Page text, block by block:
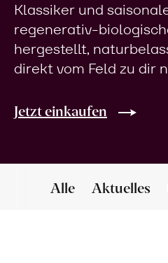
Klassiker und
regenerativ-
hergestellt,
direkt vom Feld zu dir
Jetzt einkaufen
Alle Aktuelles